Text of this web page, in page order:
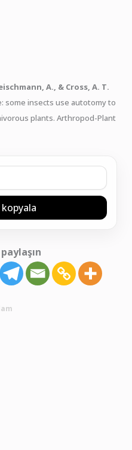
A., & Cross, A. T.
some insects use autotomy to
plants. Arthropod-Plant
kopyala